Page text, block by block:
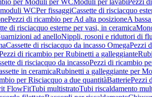
per Moduli per WCModuli per lavabiPezzi
WCPer fissaggiCassette di risciacquo
Pezzi di ricambio per Ad alta posizioneA
di risciacquo esterne per vasi, in ceramica
ad anelloNippli, rosoni e riduttori di
Cassette di risciacquo da incasso OmegaPezzi
di ricambio per Rubinetti a galleggiante
di risciacquo da incassoPezzi di ricambio
in ceramicaRubinetti a galleggiante per
per Risciacquo a due quantitàBatteriePezzi
FlowFitTubi multistratoTubi riscaldamento